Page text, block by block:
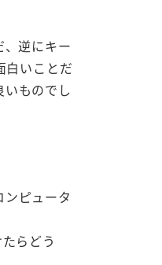
逆にキー
白いことだ
ものでし
ピュータ
らどう